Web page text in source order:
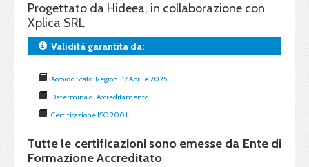
Progettato da Hideea, in collaborazione con
Xplica SRL
Validità garantita da:
Accordo Stato-Regioni 17 Aprile 2025
Determina di Accreditamento
Certificazione ISO 9001
Tutte le certificazioni sono emesse da Ente di
Formazione Accreditato